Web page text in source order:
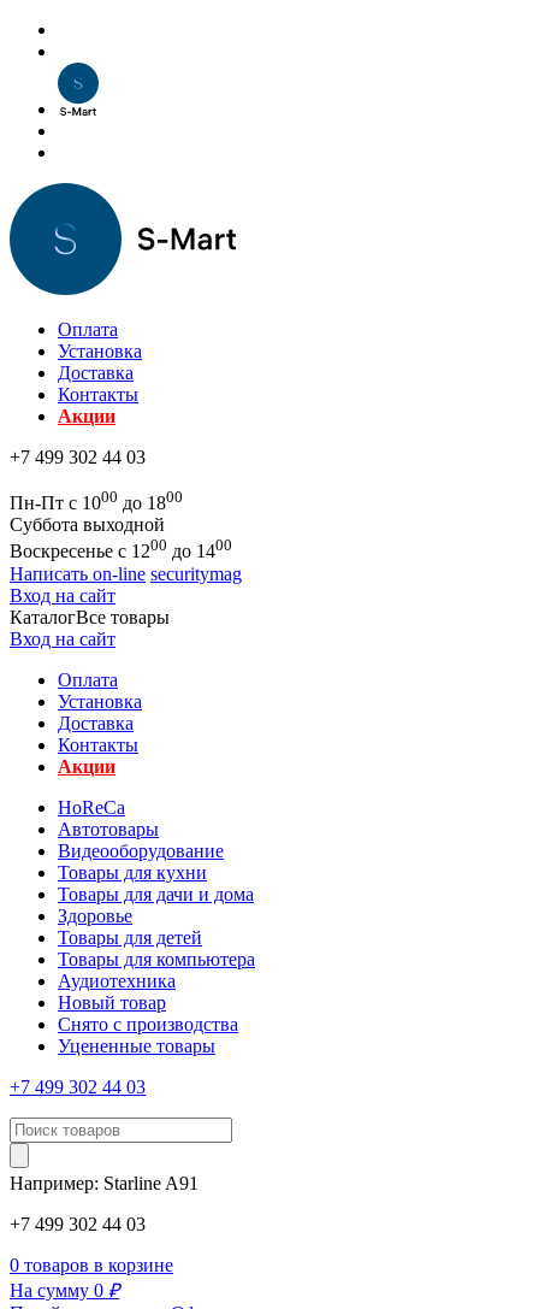
Оплата
Установка
Доставка
Контакты
Акции
+7 499 302 44 03
Пн-Пт с 1000 до 1800
Суббота выходной
Воскресенье с 1200 до 1400
Написать on-line securitymag
Вход на сайт
КаталогВсе товары
Вход на сайт
Оплата
Установка
Доставка
Контакты
Акции
HoReCa
Автотовары
Видеооборудование
Товары для кухни
Товары для дачи и дома
Здоровье
Товары для детей
Товары для компьютера
Аудиотехника
Новый товар
Снято с производства
Уцененные товары
+7 499 302 44 03
Например: Starline A91
+7 499 302 44 03
0 товаров в корзине
На сумму 0 ₽